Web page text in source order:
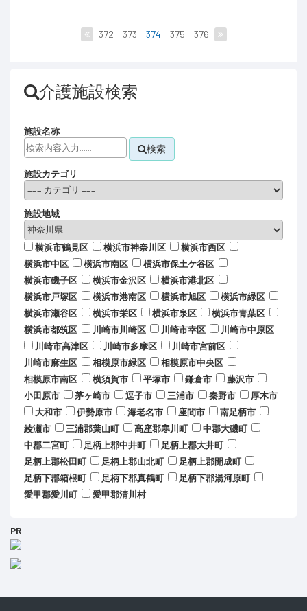
372 373 374 375 376
介護施設検索
施設名称
検索
施設カテゴリ
施設地域
横浜市鶴見区 横浜市神奈川区
横浜市西区
横浜市中区
横浜市南区
横浜市保土ケ谷区
横浜市磯子区
横浜市金沢区
横浜市港北区
横浜市戸塚区
横浜市港南区 横浜市旭区
横浜市緑区
横浜市瀬谷区
横浜市栄区 横浜市泉区
横浜市青葉区
横浜市都筑区
川崎市川崎区 川崎市幸区
川崎市中原区
川崎市高津区
川崎市多摩区
川崎市宮前区
川崎市麻生区
相模原市緑区
相模原市中央区
相模原市南区
横須賀市 平塚市 鎌倉市
藤沢市
小田原市
茅ヶ崎市 逗子市 三浦市 秦野市
厚木市
大和市
伊勢原市 海老名市 座間市
南足柄市
綾瀬市
三浦郡葉山町 高座郡寒川町
中郡大磯町
中郡二宮町
足柄上郡中井町
足柄上郡大井町
足柄上郡松田町
足柄上郡山北町
足柄上郡開成町
足柄下郡箱根町
足柄下郡真鶴町
足柄下郡湯河原町
愛甲郡愛川町
愛甲郡清川村
PR